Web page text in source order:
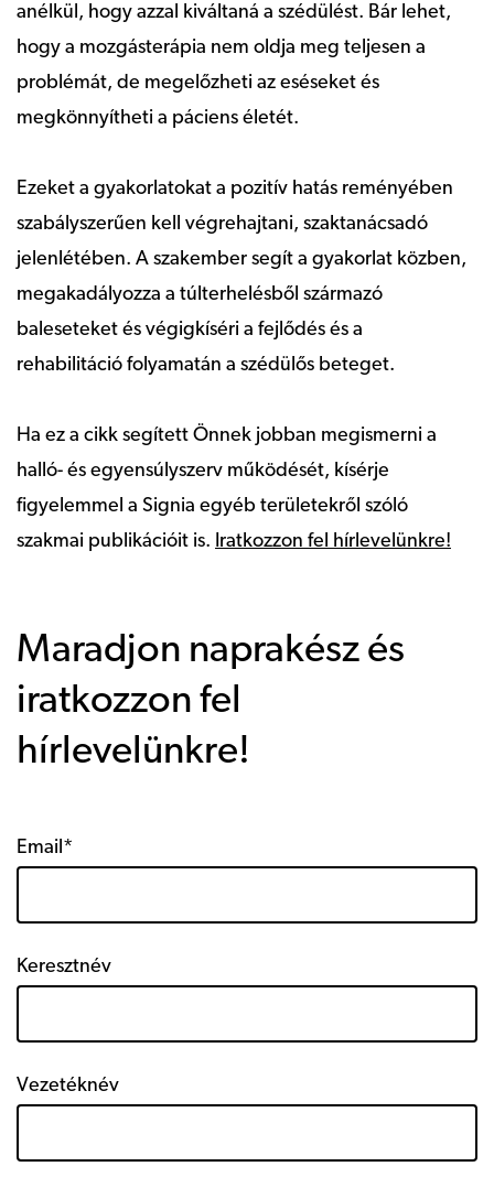
anélkül, hogy azzal kiváltaná a szédülést. Bár lehet,
hogy a mozgásterápia nem oldja meg teljesen a
problémát, de megelőzheti az eséseket és
megkönnyítheti a páciens életét.
Ezeket a gyakorlatokat a pozitív hatás reményében
szabályszerűen kell végrehajtani, szaktanácsadó
jelenlétében. A szakember segít a gyakorlat közben,
megakadályozza a túlterhelésből származó
baleseteket és végigkíséri a fejlődés és a
rehabilitáció folyamatán a szédülős beteget.
Ha ez a cikk segített Önnek jobban megismerni a
halló- és egyensúlyszerv működését, kísérje
figyelemmel a Signia egyéb területekről szóló
szakmai publikációit is. Iratkozzon fel hírlevelünkre!
Maradjon naprakész és
iratkozzon fel
hírlevelünkre!
Email*
Keresztnév
Vezetéknév